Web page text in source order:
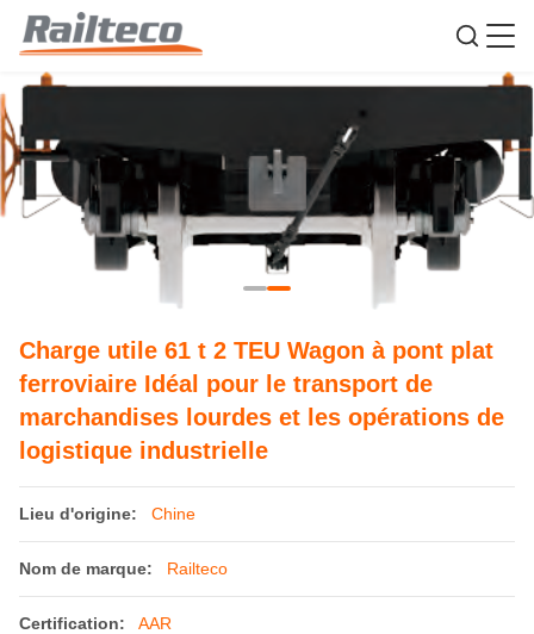
Charge utile 61 t 2 TEU Wagon à pont plat
ferroviaire Idéal pour le transport de
marchandises lourdes et les opérations de
logistique industrielle
Lieu d'origine: Chine
Nom de marque: Railteco
Certification: AAR